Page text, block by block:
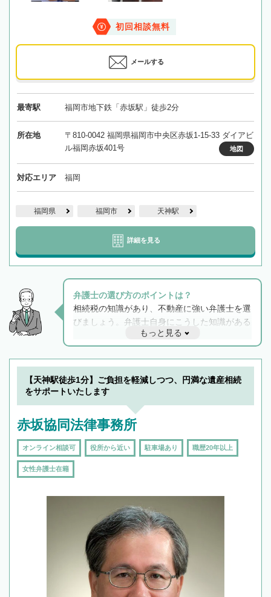
初回相談無料
メールする
最寄駅 福岡市地下鉄「赤坂駅」徒歩2分
所在地
〒810-0042 福岡県福岡市中央区赤坂1-15-33 ダイアビ
ル福岡赤坂401号
地図
対応エリア 福岡
福岡県 福岡市 天神駅
詳細を見る
弁護士の選び方のポイントは？
相続税の知識があり、不動産に強い弁護士を選
びましょう。弁護士自身にこうした知識がある
と他士業との連携もスムーズに進み、トラブル
解決のみならず相続をトータルで任せることが
できます。また、相続は感情がからむ分野なの
でフィーリングも重要です。実際に電話や面談
で複数の弁護士と会話をしてウマが合う方に依
もっと見る
【天神駅徒歩1分】ご負担を軽減しつつ、円満な遺産相続
をサポートいたします
赤坂協同法律事務所
オンライン相談可 役所から近い 駐車場あり 職歴20年以上
女性弁護士在籍